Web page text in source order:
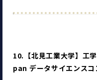
10.【北見工業大学】工
pan データサイエンス